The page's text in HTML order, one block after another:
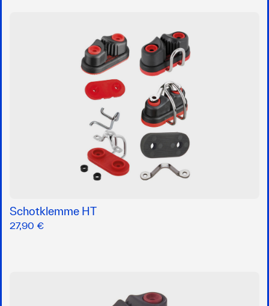
Schotklemme HT
27,90 €